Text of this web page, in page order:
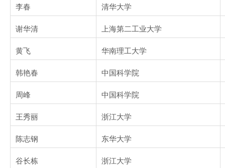
李春 清华大学
谢华清 上海第二工业大学
黄飞 华南理工大学
韩艳春 中国科学院
周峰 中国科学院
王秀丽 浙江大学
陈志钢 东华大学
谷长栋 浙江大学